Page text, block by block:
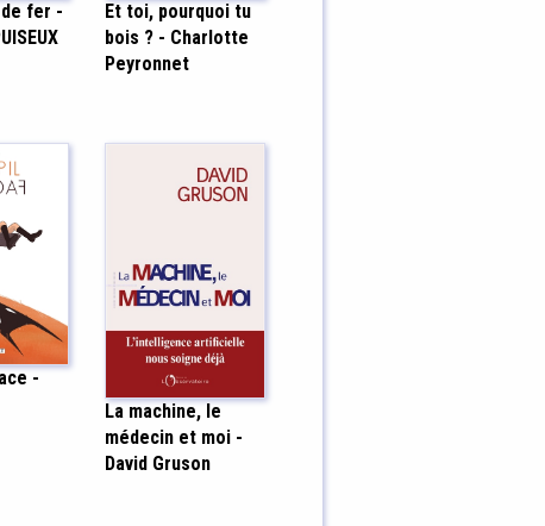
fer -
Et toi, pourquoi tu
bois ? - Charlotte
Peyronnet
-
La machine, le
médecin et moi -
David Gruson